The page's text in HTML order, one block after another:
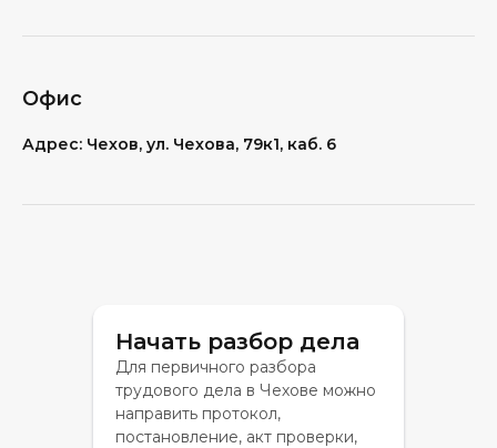
Офис
Адрес: Чехов, ул. Чехова, 79к1, каб. 6
Начать разбор дела
Для первичного разбора
трудового дела в Чехове можно
направить протокол,
постановление, акт проверки,